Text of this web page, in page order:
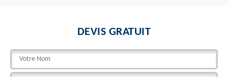
DEVIS GRATUIT